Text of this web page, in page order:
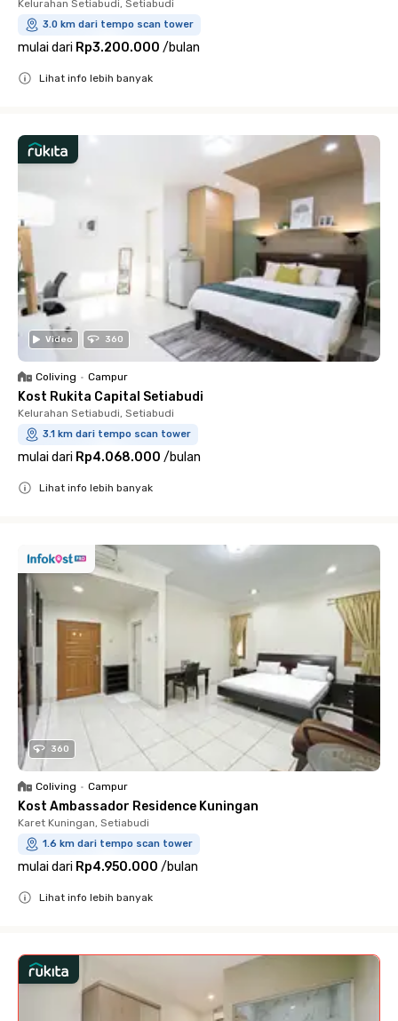
Kelurahan Setiabudi, Setiabudi
3.0 km dari tempo scan tower
mulai dari Rp3.200.000 /bulan
Lihat info lebih banyak
Video 360
Coliving • Campur
Kost Rukita Capital Setiabudi
Kelurahan Setiabudi, Setiabudi
3.1 km dari tempo scan tower
mulai dari Rp4.068.000 /bulan
Lihat info lebih banyak
360
Coliving • Campur
Kost Ambassador Residence Kuningan
Karet Kuningan, Setiabudi
1.6 km dari tempo scan tower
mulai dari Rp4.950.000 /bulan
Lihat info lebih banyak